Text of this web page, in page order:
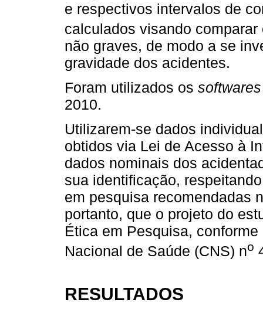
e respectivos intervalos de
calculados visando
não graves, de modo a se
gravidade dos acidentes.
Foram utilizados os softwares
2010.
Utilizarem-se dados
obtidos via Lei de Acesso à
dados nominais dos
sua identificação,
em pesquisa recomendadas
portanto, que o projeto do
Ética em Pesquisa,
Nacional de Saúde (CNS) no
RESULTADOS